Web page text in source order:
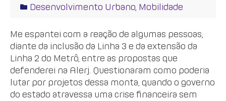
Desenvolvimento Urbano Mobilidade
Me espantei com a reação de algumas pessoas,
diante da inclusão da Linha 3 e da extensão da
Linha 2 do Metrô, entre as propostas que
defenderei na Alerj. Questionaram como poderia
lutar por projetos dessa monta, quando o governo
do estado atravessa uma crise financeira sem